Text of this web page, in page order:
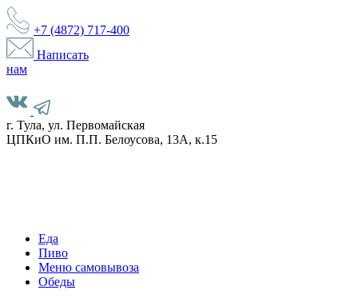
+7 (4872) 717-400
Написать
нам
г. Тула, ул. Первомайская
ЦПКиО им. П.П. Белоусова, 13А, к.15
Еда
Пиво
Меню самовывоза
Обеды